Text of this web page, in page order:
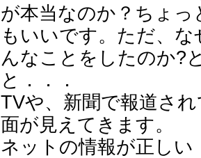
が本当なのか？ちょ
もいいです。ただ、
んなことをしたのか?
と．．．
TVや、新聞で報道さ
面が見えてきます。
ネットの情報が正しい